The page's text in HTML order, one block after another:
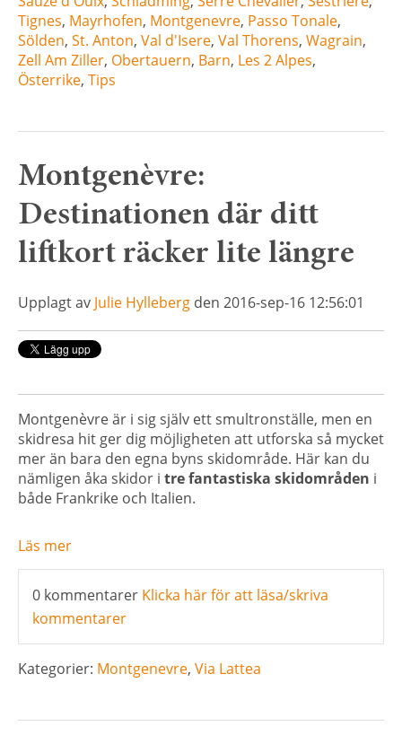
Tignes, Mayrhofen, Montgenevre, Passo Tonale,
Sölden, St. Anton, Val d'Isere, Val Thorens, Wagrain,
Zell Am Ziller, Obertauern, Barn, Les 2 Alpes,
Österrike, Tips
Montgenèvre:
Destinationen där ditt
liftkort räcker lite längre
Upplagt av Julie Hylleberg den 2016-sep-16 12:56:01
Montgenèvre är i sig själv ett smultronställe, men en
skidresa hit ger dig möjligheten att utforska så mycket
mer än bara den egna byns skidområde. Här kan du
nämligen åka skidor i tre fantastiska skidområden i
både Frankrike och Italien.
Läs mer
0 kommentarer Klicka här för att läsa/skriva
kommentarer
Kategorier: Montgenevre, Via Lattea